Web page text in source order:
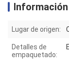
Lugar de origen:
Detalles de
empaquetado: